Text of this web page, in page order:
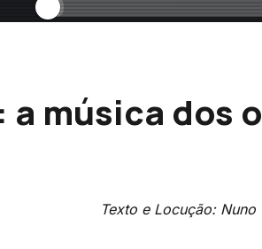
a música dos
Texto e Locução: